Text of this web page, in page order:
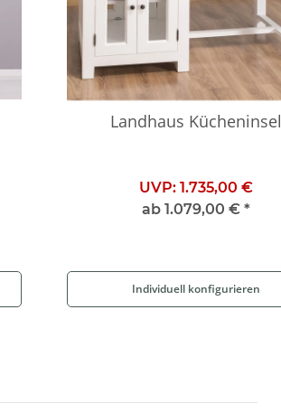
Landhaus Kücheninsel
UVP: 1.735,00 €
ab 1.079,00 € *
Individuell konfigurieren